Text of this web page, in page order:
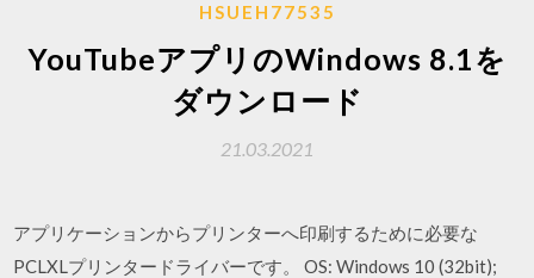
HSUEH77535
YouTubeアプリのWindows 8.1を
ダウンロード
21.03.2021
アプリケーションからプリンターへ印刷するために必要な
PCLXLプリンタードライバーです。 OS: Windows 10 (32bit);